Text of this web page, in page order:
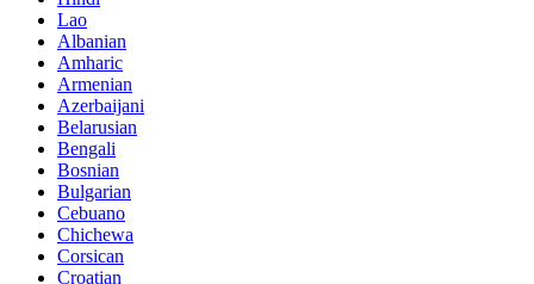
Lao
Albanian
Amharic
Armenian
Azerbaijani
Belarusian
Bengali
Bosnian
Bulgarian
Cebuano
Chichewa
Corsican
Croatian